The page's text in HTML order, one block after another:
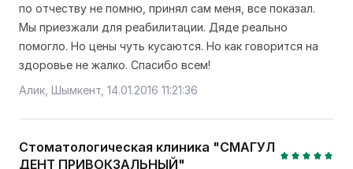
по отчеству не помню, принял сам меня, все показал.
Мы приезжали для реабилитации. Дяде реально
помогло. Но цены чуть кусаются. Но как говорится на
здоровье не жалко. Спасибо всем!
Алик, Шымкент, 14.01.2016 11:21:36
Стоматологическая клиника "СМАГУЛ
ДЕНТ ПРИВОКЗАЛЬНЫЙ"